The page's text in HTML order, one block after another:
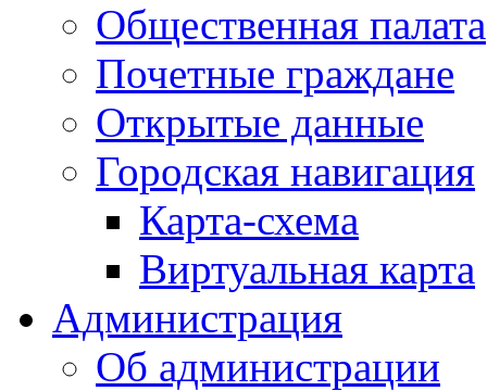
Общественная палата
Почетные граждане
Открытые данные
Городская навигация
Карта-схема
Виртуальная карта
Администрация
Об администрации